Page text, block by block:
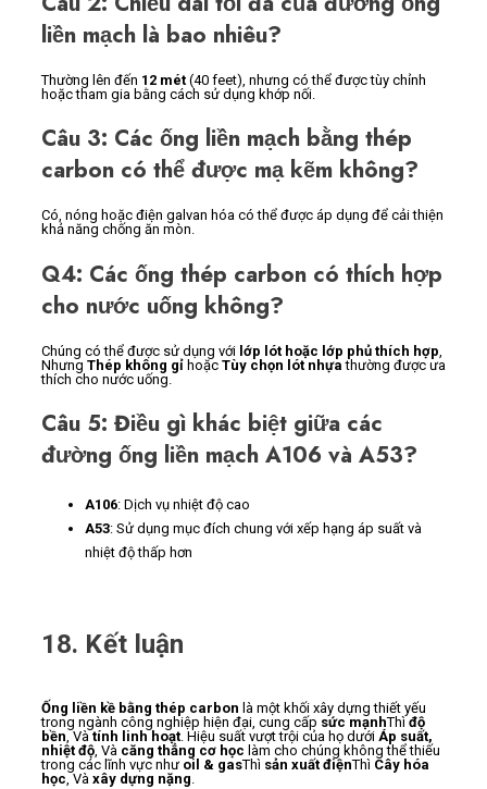
liền mạch là bao nhiêu?
Thường lên đến 12 mét (40 feet), nhưng có thể được tùy chỉnh
hoặc tham gia bằng cách sử dụng khớp nối.
Câu 3: Các ống liền mạch bằng thép
carbon có thể được mạ kẽm không?
Có, nóng hoặc điện galvan hóa có thể được áp dụng để cải thiện
khả năng chống ăn mòn.
Q4: Các ống thép carbon có thích hợp
cho nước uống không?
Chúng có thể được sử dụng với lớp lót hoặc lớp phủ thích hợp
Nhưng Thép không gỉ hoặc Tùy chọn lót nhựa thường được ưa
thích cho nước uống.
Câu 5: Điều gì khác biệt giữa các
đường ống liền mạch A106 và A53?
A106: Dịch vụ nhiệt độ cao
A53: Sử dụng mục đích chung với xếp hạng áp suất và
nhiệt độ thấp hơn
18. Kết luận
Ống liền kề bằng thép carbon là một khối xây dựng thiết yếu
trong ngành công nghiệp hiện đại, cung cấp sức mạnhThì độ
bền, Và tính linh hoạt. Hiệu suất vượt trội của họ dưới Áp suất,
nhiệt độ, Và căng thẳng cơ học làm cho chúng không thể thiếu
trong các lĩnh vực như oil & gasThì sản xuất điệnThì Cây hóa
học, Và xây dựng nặng.